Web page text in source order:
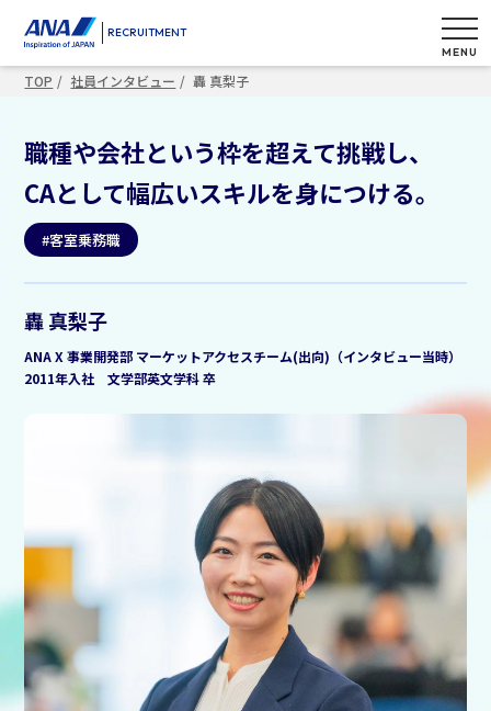
RECRUITMENT
MENU
TOP 社員インタビュー 轟 真梨子
職種や会社という枠を超えて挑戦し、
CAとして幅広いスキルを身につける。
#客室乗務職
轟 真梨子
ANA X 事業開発部 マーケットアクセスチーム(出向)（インタビュー当時）
2011年入社 文学部英文学科 卒